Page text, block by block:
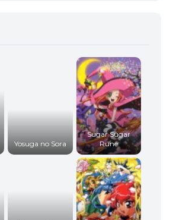
Yosuga no Sora
Sugar Sugar
Rune